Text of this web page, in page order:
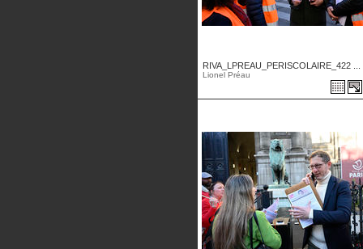
RIVA_LPREAU_PERISCOLAIRE_422 ...
Lionel Préau